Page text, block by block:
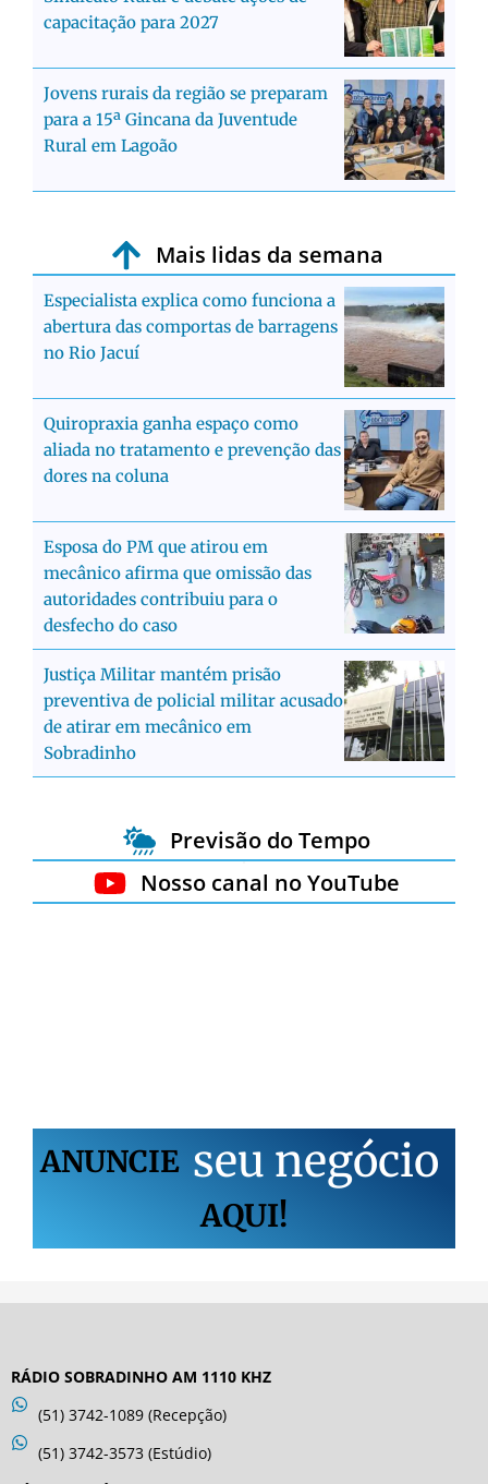
capacitação para 2027
Jovens rurais da região se preparam
para a 15ª Gincana da Juventude
Rural em Lagoão
Mais lidas da semana
Especialista explica como funciona a
abertura das comportas de barragens
no Rio Jacuí
Quiropraxia ganha espaço como
aliada no tratamento e prevenção das
dores na coluna
Esposa do PM que atirou em
mecânico afirma que omissão das
autoridades contribuiu para o
desfecho do caso
Justiça Militar mantém prisão
preventiva de policial militar acusado
de atirar em mecânico em
Sobradinho
Previsão do Tempo
Nosso canal no YouTube
ANUNCIE seu negócio
AQUI!
RÁDIO SOBRADINHO AM 1110 KHZ
(51) 3742-1089 (Recepção)
(51) 3742-3573 (Estúdio)